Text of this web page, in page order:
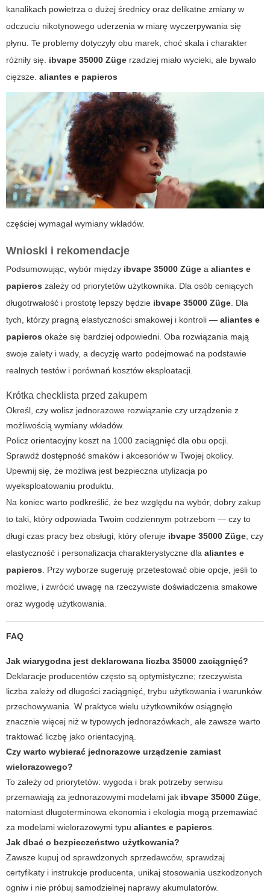
kanalikach powietrza o dużej średnicy oraz delikatne zmiany w
odczuciu nikotynowego uderzenia w miarę wyczerpywania się
płynu. Te problemy dotyczyły obu marek, choć skala i charakter
różniły się. ibvape 35000 Züge rzadziej miało wycieki, ale bywało
cięższe. aliantes e papieros
częściej wymagał wymiany wkładów.
Wnioski i rekomendacje
Podsumowując, wybór między ibvape 35000 Züge a aliantes e
papieros zależy od priorytetów użytkownika. Dla osób ceniących
długotrwałość i prostotę lepszy będzie ibvape 35000 Züge . Dla
tych, którzy pragną elastyczności smakowej i kontroli — aliantes e
papieros okaże się bardziej odpowiedni. Oba rozwiązania mają
swoje zalety i wady, a decyzję warto podejmować na podstawie
realnych testów i porównań kosztów eksploatacji.
Krótka checklista przed zakupem
Określ, czy wolisz jednorazowe rozwiązanie czy urządzenie z
możliwością wymiany wkładów.
Policz orientacyjny koszt na 1000 zaciągnięć dla obu opcji.
Sprawdź dostępność smaków i akcesoriów w Twojej okolicy.
Upewnij się, że możliwa jest bezpieczna utylizacja po
wyeksploatowaniu produktu.
Na koniec warto podkreślić, że bez względu na wybór, dobry zakup
to taki, który odpowiada Twoim codziennym potrzebom — czy to
długi czas pracy bez obsługi, który oferuje ibvape 35000 Züge , czy
elastyczność i personalizacja charakterystyczne dla aliantes e
papieros . Przy wyborze sugeruję przetestować obie opcje, jeśli to
możliwe, i zwrócić uwagę na rzeczywiste doświadczenia smakowe
oraz wygodę użytkowania.
FAQ
Jak wiarygodna jest deklarowana liczba 35000 zaciągnięć?
Deklaracje producentów często są optymistyczne; rzeczywista
liczba zależy od długości zaciągnięć, trybu użytkowania i warunków
przechowywania. W praktyce wielu użytkowników osiągnęło
znacznie więcej niż w typowych jednorazówkach, ale zawsze warto
traktować liczbę jako orientacyjną.
Czy warto wybierać jednorazowe urządzenie zamiast
wielorazowego?
To zależy od priorytetów: wygoda i brak potrzeby serwisu
przemawiają za jednorazowymi modelami jak ibvape 35000 Züge
natomiast długoterminowa ekonomia i ekologia mogą przemawiać
za modelami wielorazowymi typu aliantes e papieros
Jak dbać o bezpieczeństwo użytkowania?
Zawsze kupuj od sprawdzonych sprzedawców, sprawdzaj
certyfikaty i instrukcje producenta, unikaj stosowania uszkodzonych
ogniw i nie próbuj samodzielnej naprawy akumulatorów.